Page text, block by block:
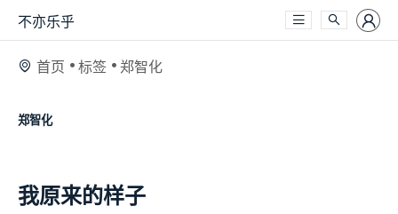
不亦乐乎
首页 标签 郑智化
郑智化
我原来的样子